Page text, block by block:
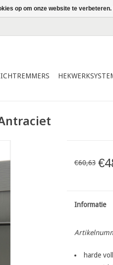
€60,63
Informatie
harde
op om onze website te